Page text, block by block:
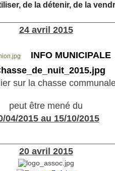
de la détenir, de la
24 avril 2015
INFO MUNICIPALE
sur la chasse
peut être mené du
04/2015 au 15/10/2015
20 avril 2015